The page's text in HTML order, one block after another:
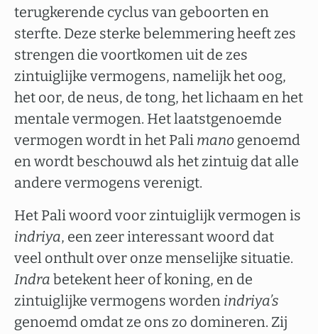
terugkerende cyclus van geboorten en
sterfte. Deze sterke belemmering heeft zes
strengen die voortkomen uit de zes
zintuiglijke vermogens, namelijk het oog,
het oor, de neus, de tong, het lichaam en het
mentale vermogen. Het laatstgenoemde
vermogen wordt in het Pali mano genoemd
en wordt beschouwd als het zintuig dat alle
andere vermogens verenigt.
Het Pali woord voor zintuiglijk vermogen is
indriya, een zeer interessant woord dat
veel onthult over onze menselijke situatie.
Indra betekent heer of koning, en de
zintuiglijke vermogens worden indriya’s
genoemd omdat ze ons zo domineren. Zij